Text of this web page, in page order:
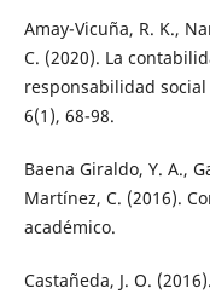
Amay-Vicuña, R. K.,
C. (2020). La
responsabilidad
6(1), 68-98.
Baena Giraldo, Y. A.,
Martínez, C. (2016).
académico.
Castañeda, J. O.